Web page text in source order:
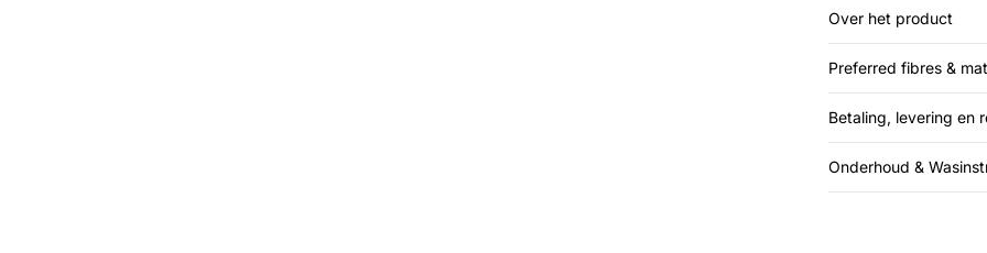
Over het product
Preferred fibres &
Betaling, levering en
Onderhoud &